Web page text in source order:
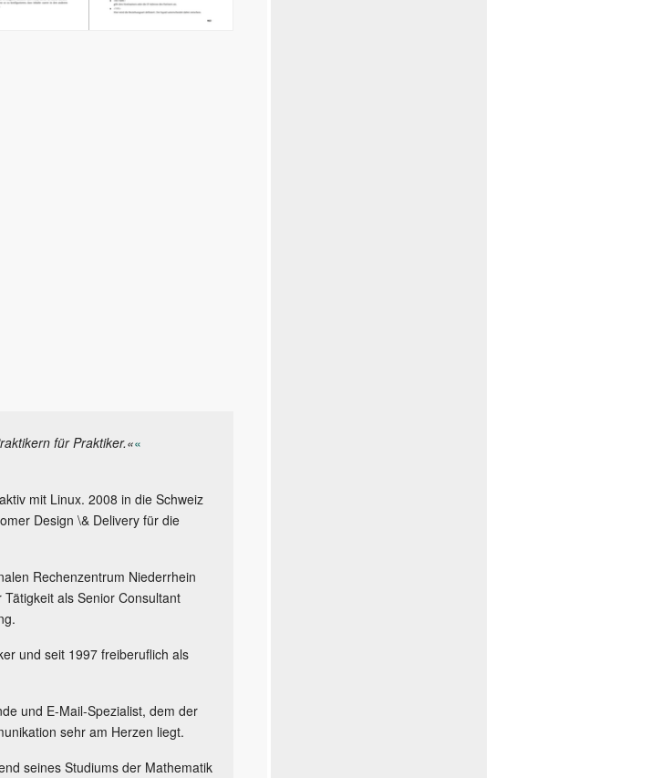
für Praktiker.««
mit Linux. 2008 in die Schweiz
Design \& Delivery für die
Rechenzentrum Niederrhein
als Senior Consultant
und seit 1997 freiberuflich als
und E-Mail-Spezialist, dem der
sehr am Herzen liegt.
seines Studiums der Mathematik